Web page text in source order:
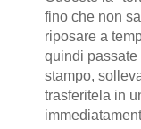
fino che non
riposare a
quindi
stampo,
trasferitela in